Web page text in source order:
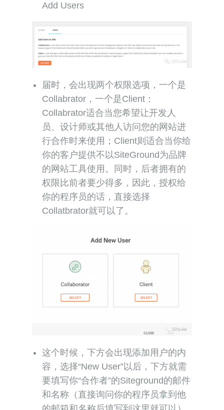
Add Users
届时，会出现两个权限选项，一个是
Collabrator，一个是Client：
Collabrator适合当您希望让开发人
员、设计师或其他人访问您的网站进
行合作时来使用；Client则适合当你给
你的客户提供不以SiteGround为品牌
的网站工具使用。同时，后者拥有的
权限比前者要少得多，因此，授权给
你的程序员的话，直接选择
Collatbrator就可以了。
这个时候，下方会出现添加用户的内
容，选择“New User”以后，下方就需
要填写你“合作者”的Siteground的邮件
和名称（直接询问你的程序员拿到他